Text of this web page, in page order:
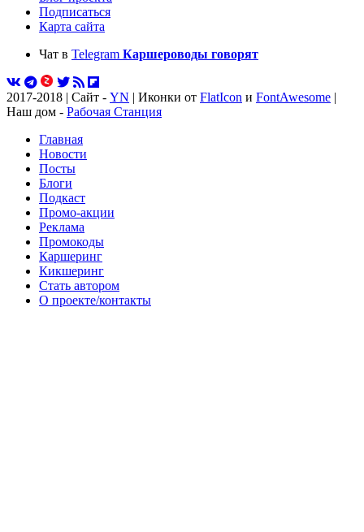
Подписаться
Карта сайта
Чат в Telegram Каршероводы говорят
2017-2018 | Сайт - YN | Иконки от FlatIcon и FontAwesome |
Наш дом - Рабочая Станция
Главная
Новости
Посты
Блоги
Подкаст
Промо-акции
Реклама
Промокоды
Каршеринг
Кикшеринг
Стать автором
О проекте/контакты